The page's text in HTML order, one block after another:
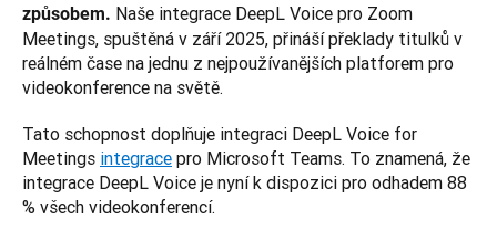
způsobem. Naše integrace DeepL Voice pro Zoom
Meetings, spuštěná v září 2025, přináší překlady titulků v
reálném čase na jednu z nejpoužívanějších platforem pro
videokonference na světě.
Tato schopnost doplňuje integraci DeepL Voice for
Meetings integrace pro Microsoft Teams. To znamená, že
integrace DeepL Voice je nyní k dispozici pro odhadem 88
% všech videokonferencí.